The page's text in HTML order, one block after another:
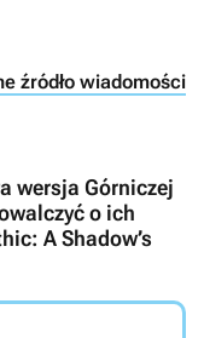
źródło wiadomości
wersja Górniczej
o ich
A Shadow’s